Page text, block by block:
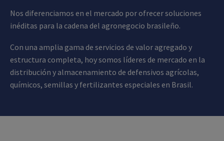
Nos diferenciamos en el mercado por ofrecer soluciones
inéditas para la cadena del agronegocio brasileño.
Con una amplia gama de servicios de valor agregado y
estructura completa, hoy somos líderes de mercado en la
distribución y almacenamiento de defensivos agrícolas,
químicos, semillas y fertilizantes especiales en Brasil.